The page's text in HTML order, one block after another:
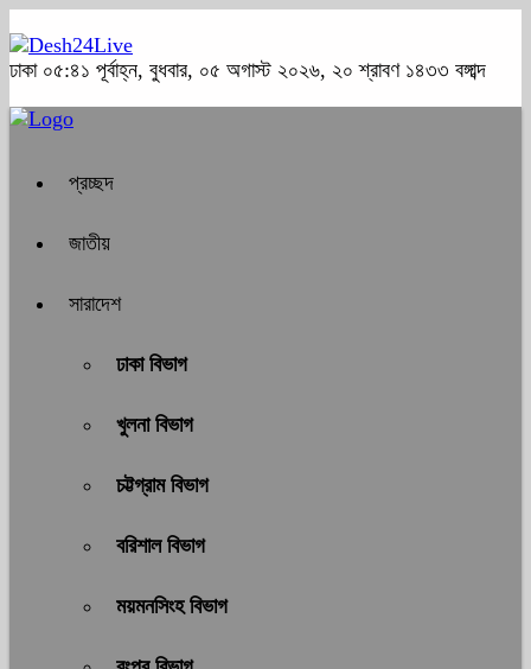
ঢাকা ০৫:৪১ পূর্বাহ্ন, বুধবার, ০৫ অগাস্ট ২০২৬, ২০ শ্রাবণ ১৪৩৩ বঙ্গাব্দ
প্রচ্ছদ
জাতীয়
সারাদেশ
ঢাকা বিভাগ
খুলনা বিভাগ
চট্টগ্রাম বিভাগ
বরিশাল বিভাগ
ময়মনসিংহ বিভাগ